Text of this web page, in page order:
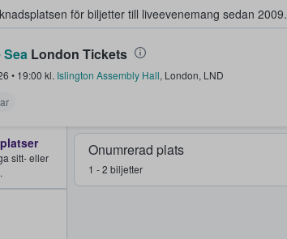
för biljetter till liveevenemang sedan 2009.
där fans köper och säljer biljetter.
Sea London Tickets
• 19:00 kl. Islington Assembly Hall, London, LND
Onumrerad plats
1 - 2 biljetter
sitt- eller